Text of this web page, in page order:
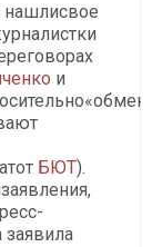
и
БЮТ).